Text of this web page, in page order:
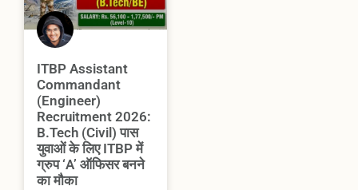
ITBP Assistant
Commandant
(Engineer)
Recruitment 2026:
B.Tech (Civil) पास
युवाओं के लिए ITBP में
ग्रुप ‘A’ ऑफिसर बनने
का मौका